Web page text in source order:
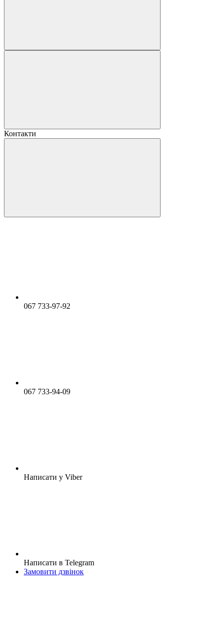
Контакти
067 733-97-92
067 733-94-09
Написати у Viber
Написати в Telegram
Замовити дзвінок